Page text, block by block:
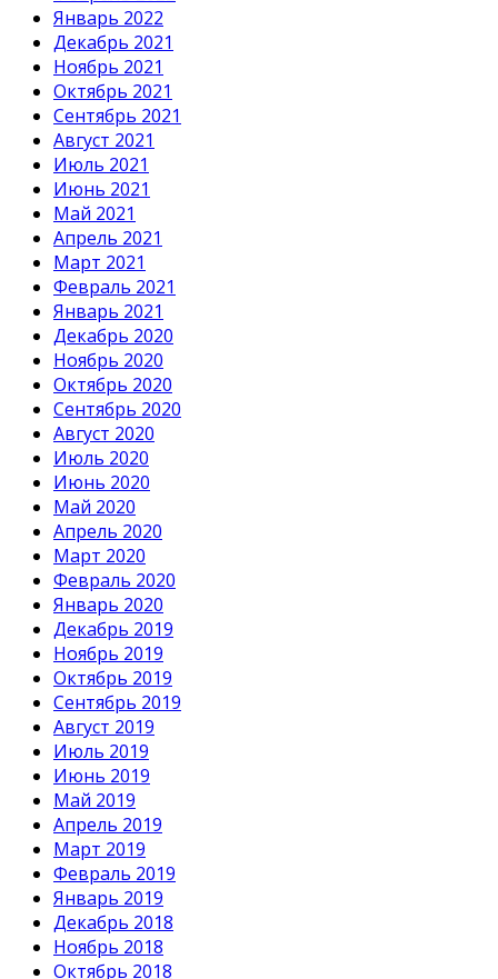
Январь 2022
Декабрь 2021
Ноябрь 2021
Октябрь 2021
Сентябрь 2021
Август 2021
Июль 2021
Июнь 2021
Май 2021
Апрель 2021
Март 2021
Февраль 2021
Январь 2021
Декабрь 2020
Ноябрь 2020
Октябрь 2020
Сентябрь 2020
Август 2020
Июль 2020
Июнь 2020
Май 2020
Апрель 2020
Март 2020
Февраль 2020
Январь 2020
Декабрь 2019
Ноябрь 2019
Октябрь 2019
Сентябрь 2019
Август 2019
Июль 2019
Июнь 2019
Май 2019
Апрель 2019
Март 2019
Февраль 2019
Январь 2019
Декабрь 2018
Ноябрь 2018
Октябрь 2018